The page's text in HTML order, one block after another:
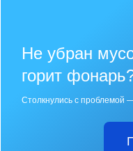
Не убран
горит
Столкнулись с проблемой